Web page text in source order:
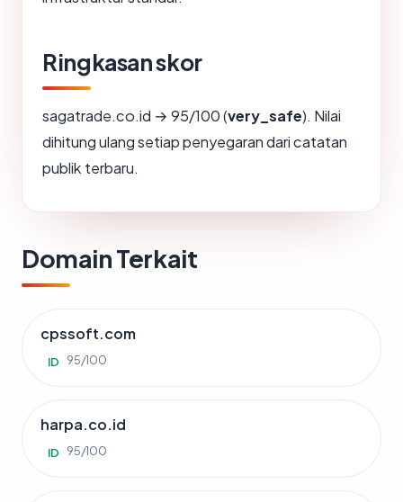
Ringkasan skor
sagatrade.co.id → 95/100 (very_safe). Nilai
dihitung ulang setiap penyegaran dari catatan
publik terbaru.
Domain Terkait
cpssoft.com
ID 95/100
harpa.co.id
ID 95/100